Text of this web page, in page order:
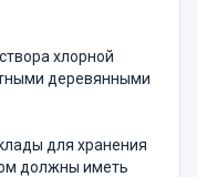
хлорной
деревянными
для хранения
должны иметь